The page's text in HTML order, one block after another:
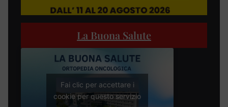
La Buona Salute
Fai clic per accettare i
cookie per questo servizio